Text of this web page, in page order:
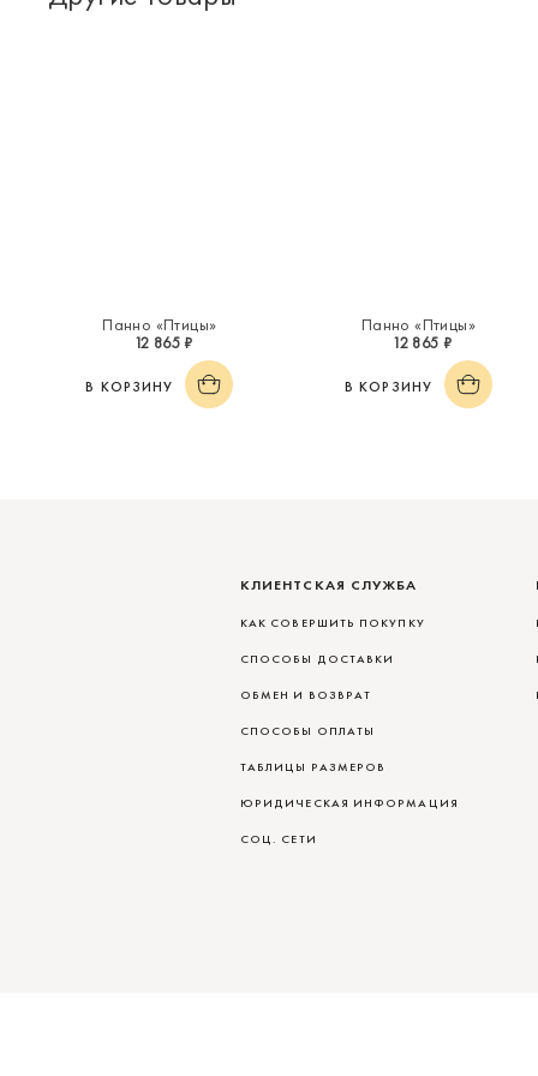
Панно «Птицы»
12 865 ₽
В КОРЗИНУ
Панно «Птицы»
12 865 ₽
В КОРЗИНУ
КЛИЕНТСКАЯ СЛУЖБА
КАК СОВЕРШИТЬ ПОКУПКУ
СПОСОБЫ ДОСТАВКИ
ОБМЕН И ВОЗВРАТ
СПОСОБЫ ОПЛАТЫ
ТАБЛИЦЫ РАЗМЕРОВ
ЮРИДИЧЕСКАЯ ИНФОРМАЦИЯ
СОЦ. СЕТИ